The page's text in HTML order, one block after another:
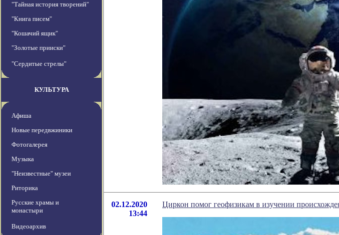
"Тайная история творений"
"Книга писем"
"Кошачий ящик"
"Золотые прииски"
"Сердитые стрелы"
КУЛЬТУРА
Афиша
Новые передвжиники
Фотогалерея
Музыка
"Неизвестные" музеи
Риторика
Русские храмы и
монастыри
Видеоархив
02.12.2020
13:44
Циркон помог геофизикам в изучении